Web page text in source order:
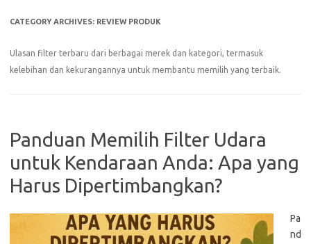
CATEGORY ARCHIVES: REVIEW PRODUK
Ulasan filter terbaru dari berbagai merek dan kategori, termasuk
kelebihan dan kekurangannya untuk membantu memilih yang terbaik.
Panduan Memilih Filter Udara
untuk Kendaraan Anda: Apa yang
Harus Dipertimbangkan?
Pa
nd